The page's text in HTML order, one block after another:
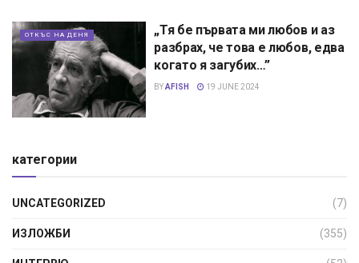
ОТКЪС НА ДЕНЯ
„Тя бе първата ми любов и аз
разбрах, че това е любов, едва
когато я загубих…”
BYAFISH 19 JUNE 2024
категории
UNCATEGORIZED (7)
ИЗЛОЖБИ (355)